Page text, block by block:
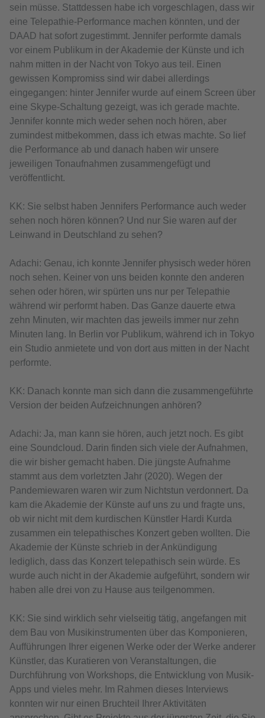
sein müsse. Stattdessen habe ich vorgeschlagen, dass wir
eine Telepathie-Performance machen könnten, und der
DAAD hat sofort zugestimmt. Jennifer performte damals
vor einem Publikum in der Akademie der Künste und ich
nahm mitten in der Nacht von Tokyo aus teil. Einen
gewissen Kompromiss sind wir dabei allerdings
eingegangen: hinter Jennifer wurde auf einem Screen über
eine Skype-Schaltung gezeigt, was ich gerade machte.
Jennifer konnte mich weder sehen noch hören, aber
zumindest mitbekommen, dass ich etwas machte. So lief
die Performance ab und danach haben wir unsere
jeweiligen Tonaufnahmen zusammengefügt und
veröffentlicht.
KK: Sie selbst haben Jennifers Performance auch weder
sehen noch hören können? Und nur Sie waren auf der
Leinwand in Deutschland zu sehen?
Adachi: Genau, ich konnte Jennifer physisch weder hören
noch sehen. Keiner von uns beiden konnte den anderen
sehen oder hören, wir spürten uns nur per Telepathie
während wir performt haben. Das Ganze dauerte etwa
zehn Minuten, wir machten das jeweils immer nur zehn
Minuten lang. In Berlin vor Publikum, während ich in Tokyo
ein Studio anmietete und von dort aus mitten in der Nacht
performte.
KK: Danach konnte man sich dann die zusammengeführte
Version der beiden Aufzeichnungen anhören?
Adachi: Ja, man kann sie hören, auch jetzt noch. Es gibt
eine Soundcloud. Darin finden sich viele der Aufnahmen,
die wir bisher gemacht haben. Die jüngste Aufnahme
stammt aus dem vorletzten Jahr (2020). Wegen der
Pandemiewaren waren wir zum Nichtstun verdonnert. Da
kam die Akademie der Künste auf uns zu und fragte uns,
ob wir nicht mit dem kurdischen Künstler Hardi Kurda
zusammen ein telepathisches Konzert geben wollten. Die
Akademie der Künste schrieb in der Ankündigung
lediglich, dass das Konzert telepathisch sein würde. Es
wurde auch nicht in der Akademie aufgeführt, sondern wir
haben alle drei von zu Hause aus teilgenommen.
KK: Sie sind wirklich sehr vielseitig tätig, angefangen mit
dem Bau von Musikinstrumenten über das Komponieren,
Aufführungen Ihrer eigenen Werke oder der Werke anderer
Künstler, das Kuratieren von Veranstaltungen, die
Durchführung von Workshops, die Entwicklung von Musik-
Apps und vieles mehr. Im Rahmen dieses Interviews
konnten wir nur einen Bruchteil Ihrer Aktivitäten